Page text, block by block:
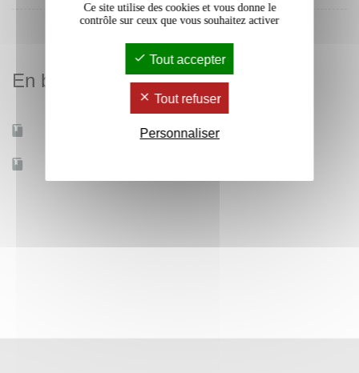
En bref
Oui
Ce site utilise des cookies et vous donne le
contrôle sur ceux que vous souhaitez activer
Tout accepter
Tout refuser
Personnaliser